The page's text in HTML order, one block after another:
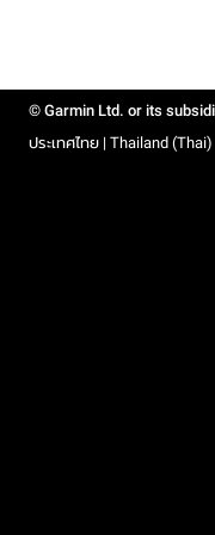
© Garmin Ltd. or its
ประเทศไทย | Thailand (Thai)